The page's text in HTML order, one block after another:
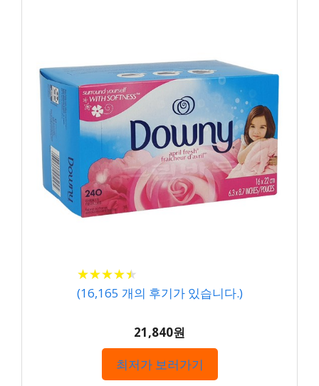
★★★★★
★★★★★
(16,165 개의 후기가 있습니다.)
21,840원
최저가 보러가기